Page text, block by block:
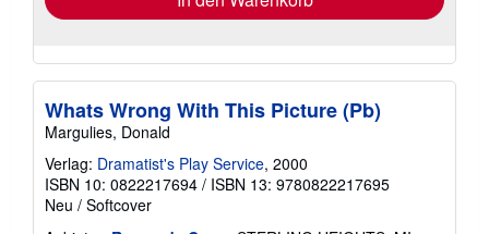
Whats Wrong With This Picture (Pb)
Margulies, Donald
Verlag: Dramatist's Play Service, 2000
ISBN 10: 0822217694 / ISBN 13: 9780822217695
Neu / Softcover